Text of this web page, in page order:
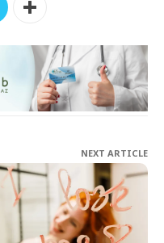
NEXT ARTICLE